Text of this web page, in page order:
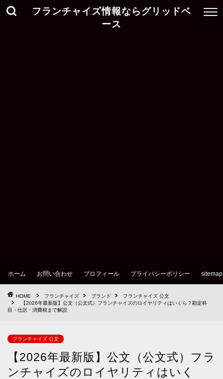
フランチャイズ情報ならグリッドベ
ース
ホーム お問い合わせ プロフィール プライバシーポリシー sitemap
HOME フランチャイズ ブランド
フランチャイズ 公文
【2026年最新版】公文（公文式）フランチャイズのロイヤリティはいくら？勘定科
目・仕訳・消費税まで解説
フランチャイズ 公文
【2026年最新版】公文（公文式）フラ
ンチャイズのロイヤリティはいく